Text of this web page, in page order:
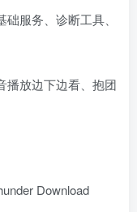
服务、诊断工具、
播放边下边看、抱团
Download